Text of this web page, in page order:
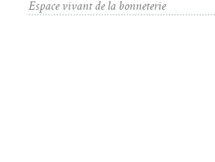
Espace vivant de la bonneterie